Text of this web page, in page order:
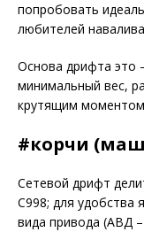
попробовать
любителей
Основа дрифта это
минимальный вес,
крутящим
#корчи
Сетевой дрифт
С998; для
вида привода (АВД